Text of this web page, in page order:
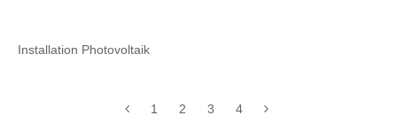
Installation Photovoltaik
1 2 3 4